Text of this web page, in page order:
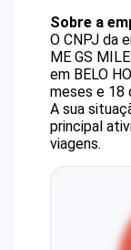
Sobre a
O CNPJ da
ME GS
em BELO
meses e 18
A sua
principal
viagens.